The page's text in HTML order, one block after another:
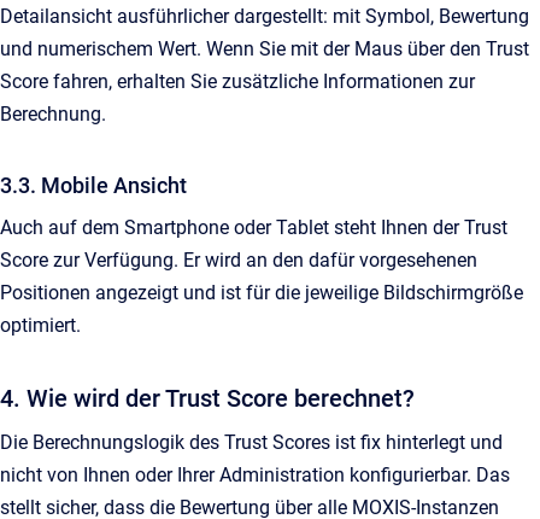
Detailansicht ausführlicher dargestellt: mit Symbol, Bewertung
und numerischem Wert. Wenn Sie mit der Maus über den Trust
Score fahren, erhalten Sie zusätzliche Informationen zur
Berechnung.
3.3. Mobile Ansicht
Auch auf dem Smartphone oder Tablet steht Ihnen der Trust
Score zur Verfügung. Er wird an den dafür vorgesehenen
Positionen angezeigt und ist für die jeweilige Bildschirmgröße
optimiert.
4. Wie wird der Trust Score berechnet?
Die Berechnungslogik des Trust Scores ist fix hinterlegt und
nicht von Ihnen oder Ihrer Administration konfigurierbar. Das
stellt sicher, dass die Bewertung über alle MOXIS-Instanzen